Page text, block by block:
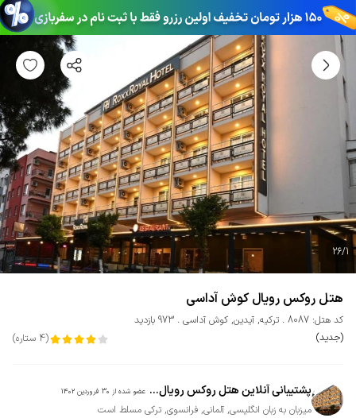
26/1
هتل روکس رویال کوش آداسی
کد هتل: 8087 ترکیه, آیدین, کوش آداسی
973 بازدید
(جدید)
(
4 ستاره)
پشتیبانی آنلاین هتل روکس رویال... عضو شده از 30 فروردین 1402
میزبان به زبان انگلیسی, آلمانی, فرانسوی, ترکی مسلط است